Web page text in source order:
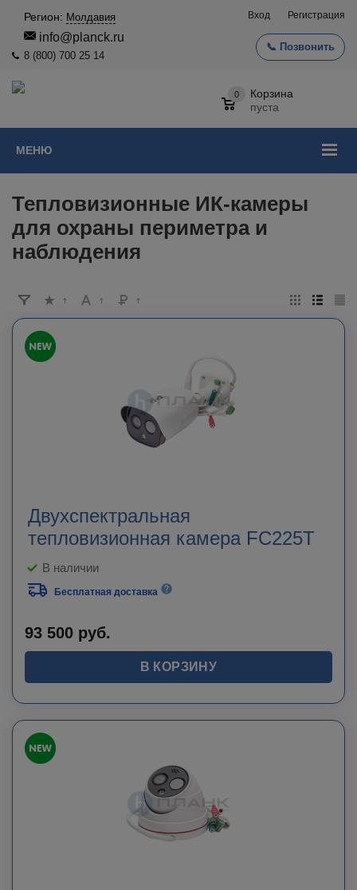
Регион: Молдавия
info@planck.ru
8 (800) 700 25 14
📞 Позвонить
Вход Регистрация
МЕНЮ
0
Корзина
пуста
Тепловизионные ИК-камеры
для охраны периметра и
наблюдения
Двухспектральная
тепловизионная камера FC225T
В наличии
Бесплатная доставка
93 500 руб.
В КОРЗИНУ